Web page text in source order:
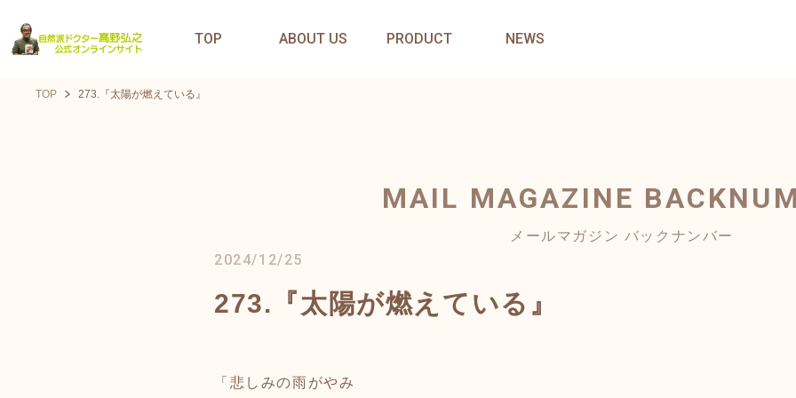
TOP ABOUT US PRODUCT NEWS
TOP 273.『太陽が燃えている』
MAIL MAGAZINE
メールマガジン バックナンバー
2024/12/25
273.『太陽が燃えている』
「悲しみの雨がやみ